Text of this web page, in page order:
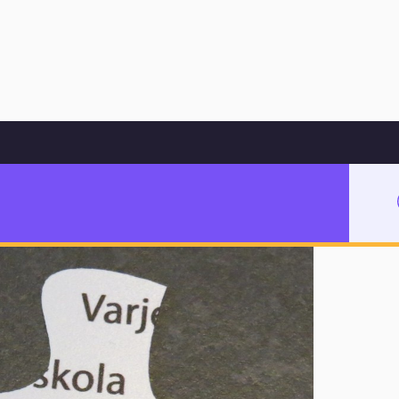
Hoppa till innehåll
Stadsbiblioteket